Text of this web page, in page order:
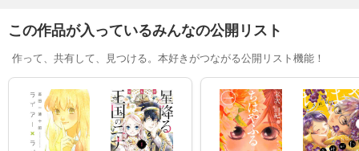
この作品が入っているみんなの公開リスト
作って、共有して、見つける。本好きがつながる公開リスト機能！